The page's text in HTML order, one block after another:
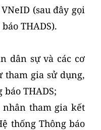
(sau đây gọi
THADS).
dân sự và các cơ
tham gia sử dụng,
THADS;
nhân tham gia kết
thống Thông báo